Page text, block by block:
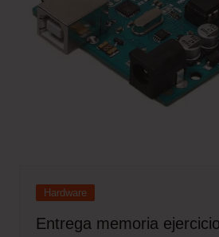
Hardware
Entrega memoria